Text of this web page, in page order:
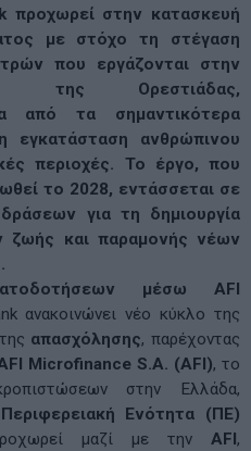
προχωρεί στην κατασκευή
με στόχο τη στέγαση
που εργάζονται στην
της Ορεστιάδας,
από τα σημαντικότερα
εγκατάσταση ανθρώπινου
περιοχές. Το έργο, που
το 2028, εντάσσεται σε
για τη δημιουργία
ζωής και παραμονής νέων
μέσω AFI
ανακοινώνει νέο κύκλο της
απασχόλησης, παρέχοντας
Microfinance S.A. (AFI), το
στην Ελλάδα,
Ενότητα (ΠΕ)
μαζί με την AFI,